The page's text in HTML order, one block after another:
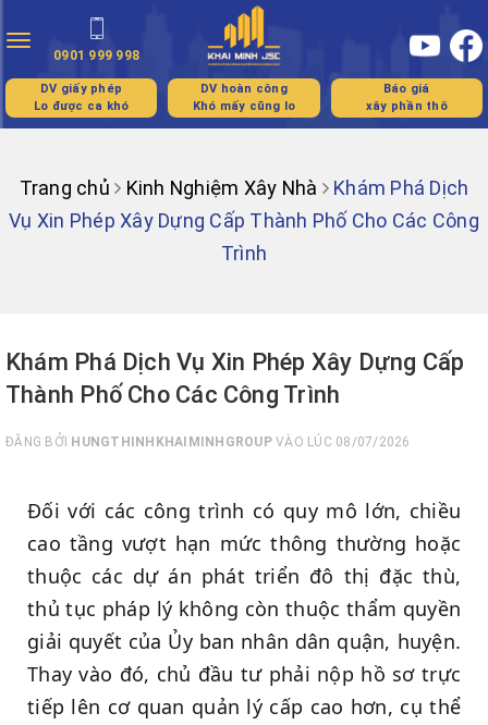
Toggle
navigation
0901 999 998
DV giấy phép
Lo được ca khó
DV hoàn công
Khó mấy cũng lo
Báo giá
xây phần thô
Trang chủ Kinh Nghiệm Xây Nhà
Khám Phá Dịch
Vụ Xin Phép Xây Dựng Cấp Thành Phố Cho Các Công
Trình
Khám Phá Dịch Vụ Xin Phép Xây Dựng Cấp
Thành Phố Cho Các Công Trình
ĐĂNG BỞI HUNGTHINHKHAIMINHGROUPVÀO LÚC 08/07/2026
Đối với các công trình có quy mô lớn, chiều
cao tầng vượt hạn mức thông thường hoặc
thuộc các dự án phát triển đô thị đặc thù,
thủ tục pháp lý không còn thuộc thẩm quyền
giải quyết của Ủy ban nhân dân quận, huyện.
Thay vào đó, chủ đầu tư phải nộp hồ sơ trực
tiếp lên cơ quan quản lý cấp cao hơn, cụ thể